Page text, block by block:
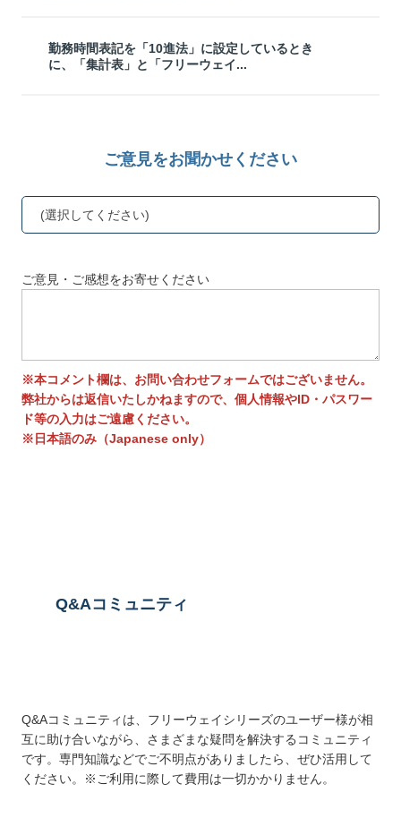
勤務時間表記を「10進法」に設定しているとき
に、「集計表」と「フリーウェイ...
ご意見をお聞かせください
(選択してください)
ご意見・ご感想をお寄せください
※本コメント欄は、お問い合わせフォームではございません。
弊社からは返信いたしかねますので、個人情報やID・パスワー
ド等の入力はご遠慮ください。
※日本語のみ（Japanese only）
Q&Aコミュニティ
Q&Aコミュニティは、フリーウェイシリーズのユーザー様が相
互に助け合いながら、さまざまな疑問を解決するコミュニティ
です。専門知識などでご不明点がありましたら、ぜひ活用して
ください。※ご利用に際して費用は一切かかりません。